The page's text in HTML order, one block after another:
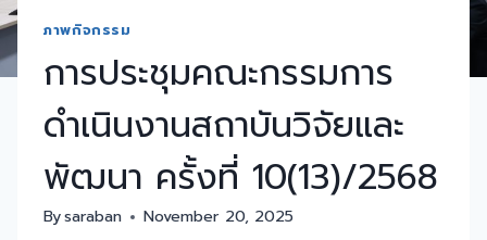
ภาพกิจกรรม
การประชุมคณะกรรมการ
ดำเนินงานสถาบันวิจัยและ
พัฒนา ครั้งที่ 10(13)/2568
Bysaraban November 20, 2025